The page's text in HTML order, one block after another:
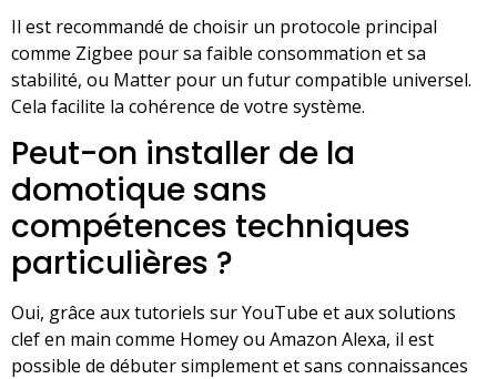
Il est recommandé de choisir un protocole principal
comme Zigbee pour sa faible consommation et sa
stabilité, ou Matter pour un futur compatible universel.
Cela facilite la cohérence de votre système.
Peut-on installer de la
domotique sans
compétences techniques
particulières ?
Oui, grâce aux tutoriels sur YouTube et aux solutions
clef en main comme Homey ou Amazon Alexa, il est
possible de débuter simplement et sans connaissances